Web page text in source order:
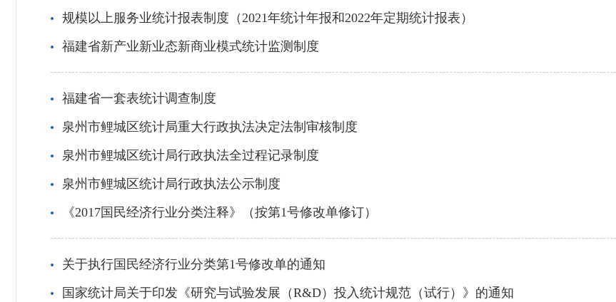
规模以上服务业统计报表制度（2021年统计年报和2022年定期统计报表）
福建省新产业新业态新商业模式统计监测制度
福建省一套表统计调查制度
泉州市鲤城区统计局重大行政执法决定法制审核制度
泉州市鲤城区统计局行政执法全过程记录制度
泉州市鲤城区统计局行政执法公示制度
《2017国民经济行业分类注释》（按第1号修改单修订）
关于执行国民经济行业分类第1号修改单的通知
国家统计局关于印发《研究与试验发展（R&D）投入统计规范（试行）》的通知